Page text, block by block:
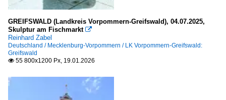
Schaan
Vaduz
Luxemburg
Städte und Dörfer
Kanton Luxemburg
GREIFSWALD (Landkreis Vorpommern-Greifswald), 04.07.2025,
Skulptur am Fischmarkt 
Reinhard Zabel
Deutschland / Mecklenburg-Vorpommern / LK Vorpommern-Greifswald:
Greifswald
 55 800x1200 Px, 19.01.2026